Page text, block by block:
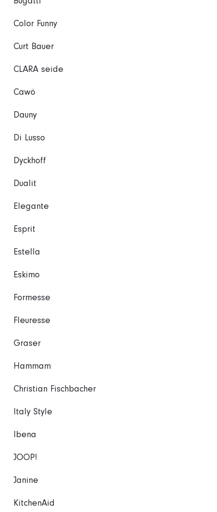
Color Funny
Curt Bauer
CLARA seide
Cawö
Dauny
Di Lusso
Dyckhoff
Dualit
Elegante
Esprit
Estella
Eskimo
Formesse
Fleuresse
Graser
Hammam
Christian Fischbacher
Italy Style
Ibena
JOOP!
Janine
KitchenAid